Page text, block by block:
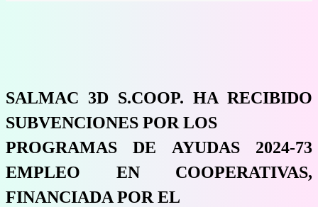
SALMAC 3D S.COOP. HA RECIBIDO
SUBVENCIONES POR LOS
PROGRAMAS DE AYUDAS 2024-73
EMPLEO EN COOPERATIVAS,
FINANCIADA POR EL